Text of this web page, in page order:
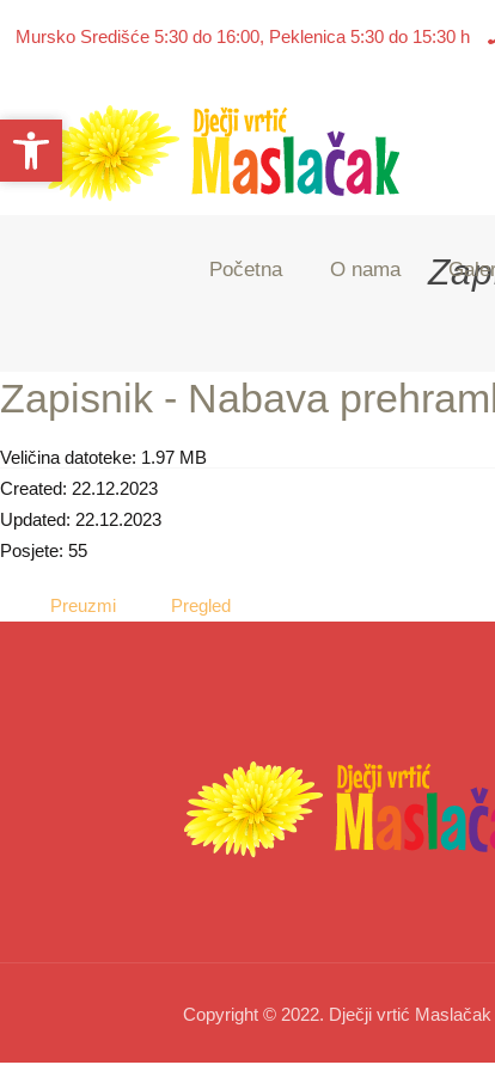
Mursko Središće 5:30 do 16:00, Peklenica 5:30 do 15:30 h
Početna O nama
Zapisnik - Nabava
Veličina datoteke: 1.97 MB
Created: 22.12.2023
Updated: 22.12.2023
Posjete: 55
Preuzmi Pregled
Copyright © 2022. Dječji vrtić Maslačak
Open toolbar
Open toolbar